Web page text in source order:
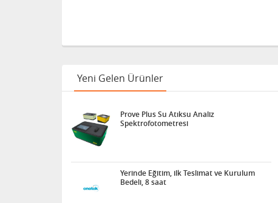
Yeni Gelen Ürünler
Prove Plus Su Atıksu Analiz
Spektrofotometresi
Yerinde Eğitim, ilk Teslimat ve Kurulum
Bedeli, 8 saat